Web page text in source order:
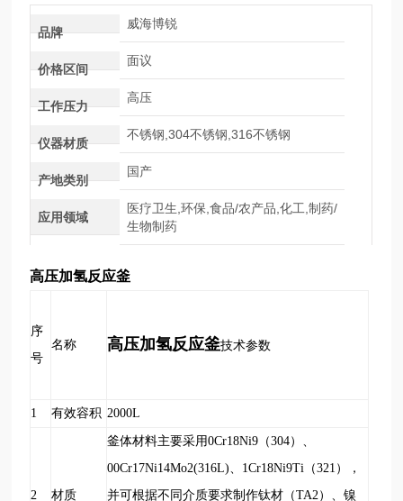
品牌
威海博锐
价格区间
面议
工作压力
高压
仪器材质
不锈钢,304不锈钢,316不锈钢
产地类别
国产
应用领域
医疗卫生,环保,食品/农产品,化工,制药/
生物制药
高压加氢反应釜
序
号
名称 高压加氢反应釜技术参数
1 有效容积 2000L
2 材质
釜体材料主要采用0Cr18Ni9（304）、
00Cr17Ni14Mo2(316L)、1Cr18Ni9Ti（321），
并可根据不同介质要求制作钛材（TA2）、镍